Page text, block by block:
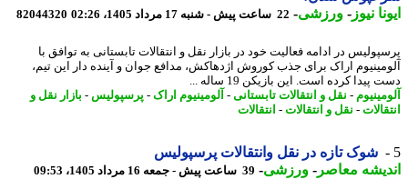
نیوز-ورزشی-22 ساعت پیش - شنبه 17 مرداد 1405، 02:26 82044320
در ادامه فعالیت خود در بازار نقل و انتقالات تابستانی به توافق با
اراک برای جذب کوروش اژدهاکش، مدافع جوان و آینده دار این تیم،
کرده است. این بازیکن 19 ساله ...
-نقل و انتقالات تابستانی-آلومینیوم اراک - پرسپولیس-بازار نقل و
-نقل و انتقالات-انتقالات
شوک تازه در نقل وانتقالات پرسپولیس
معاصر-ورزشی-39 ساعت پیش - جمعه 16 مرداد 1405، 09:53